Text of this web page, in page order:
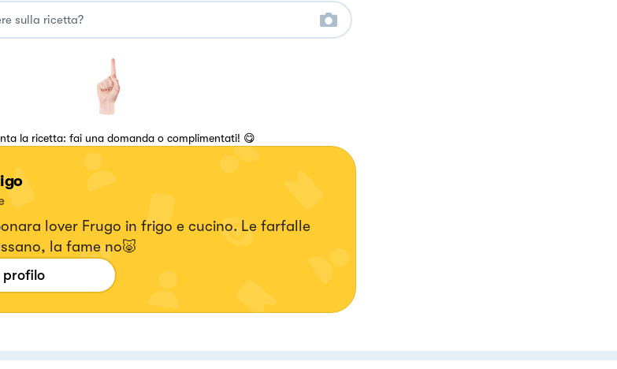
la ricetta: fai una domanda o complimentati! 😋
lover Frugo in frigo e cucino. Le farfalle
la fame no🐷
profilo